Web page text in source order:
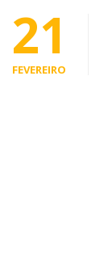
21
FEVEREIRO